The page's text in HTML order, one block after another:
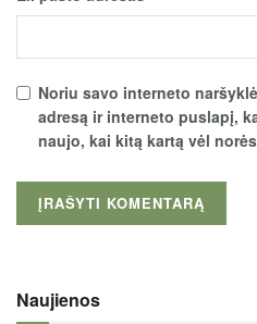
Noriu savo interneto
adresą ir interneto puslapį,
naujo, kai kitą kartą vėl
Naujienos